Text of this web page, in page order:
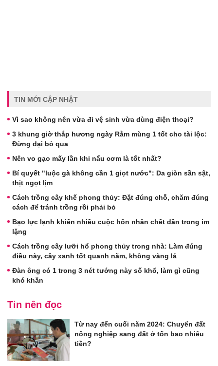
TIN MỚI CẬP NHẬT
Vì sao không nên vừa đi vệ sinh vừa dùng điện thoại?
3 khung giờ thắp hương ngày Rằm mùng 1 tốt cho tài lộc:
Đừng dại bỏ qua
Nên vo gạo mấy lần khi nấu cơm là tốt nhất?
Bí quyết "luộc gà không cần 1 giọt nước": Da giòn sần sật,
thịt ngọt lịm
Cách trồng cây khế phong thủy: Đặt đúng chỗ, chăm đúng
cách để tránh trồng rồi phải bỏ
Bạo lực lạnh khiến nhiều cuộc hôn nhân chết dần trong im
lặng
Cách trồng cây lưỡi hổ phong thủy trong nhà: Làm đúng
điều này, cây xanh tốt quanh năm, không vàng lá
Đàn ông có 1 trong 3 nét tướng này số khổ, làm gì cũng
khó khăn
Tin nên đọc
Từ nay đến cuối năm 2024: Chuyển đất
nông nghiệp sang đất ở tốn bao nhiêu
tiền?